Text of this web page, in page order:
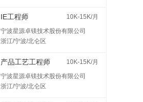
IE工程师
10K-15K/月
宁波星源卓镁技术股份有限公司
浙江/宁波/北仑区
产品工艺工程师
10K-15K/月
宁波星源卓镁技术股份有限公司
浙江/宁波/北仑区